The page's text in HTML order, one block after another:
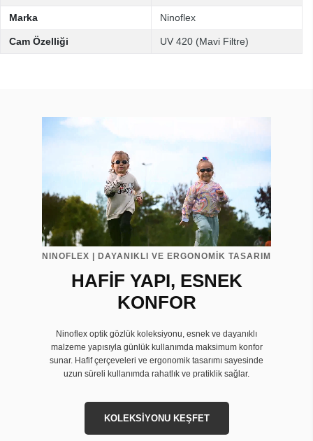
Marka Ninoflex
Cam Özelliği UV 420 (Mavi Filtre)
NINOFLEX | DAYANIKLI VE ERGONOMİK TASARIM
HAFİF YAPI, ESNEK
KONFOR
Ninoflex optik gözlük koleksiyonu, esnek ve dayanıklı
malzeme yapısıyla günlük kullanımda maksimum konfor
sunar. Hafif çerçeveleri ve ergonomik tasarımı sayesinde
uzun süreli kullanımda rahatlık ve pratiklik sağlar.
KOLEKSİYONU KEŞFET